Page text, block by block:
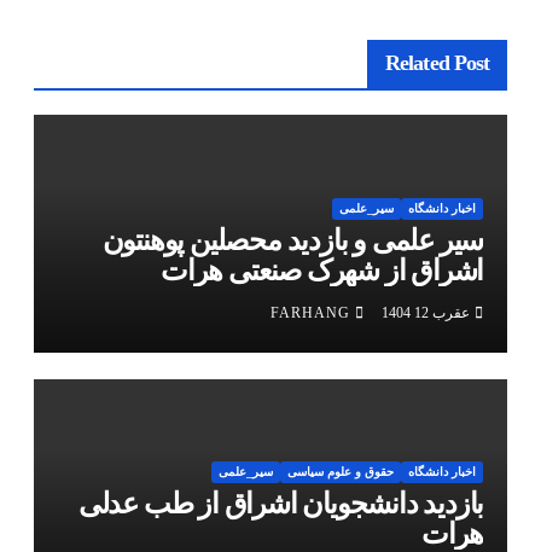
Related Post
اخبار دانشگاه سیر_علمی
سیر علمی و بازدید محصلین پوهنتون
اشراق از شهرک صنعتی هرات
عقرب 12 1404 FARHANG
اخبار دانشگاه حقوق و علوم سیاسی سیر_علمی
بازدید دانشجویان اشراق از طب عدلی
هرات